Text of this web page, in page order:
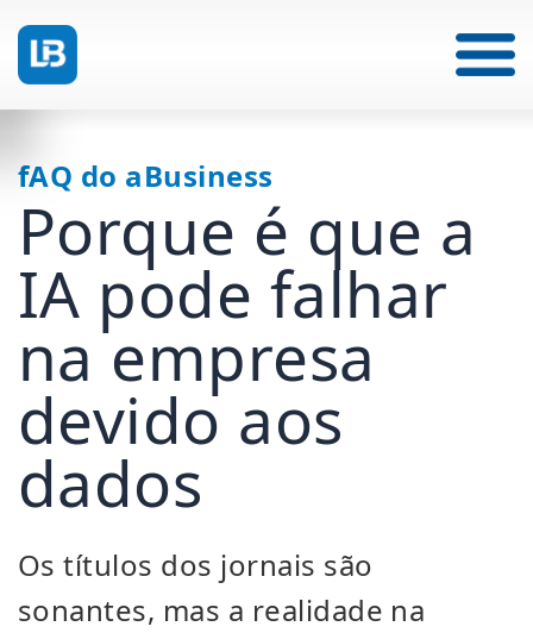
fAQ do aBusiness
Porque é que a
IA pode falhar
na empresa
devido aos
dados
Os títulos dos jornais são
sonantes, mas a realidade na